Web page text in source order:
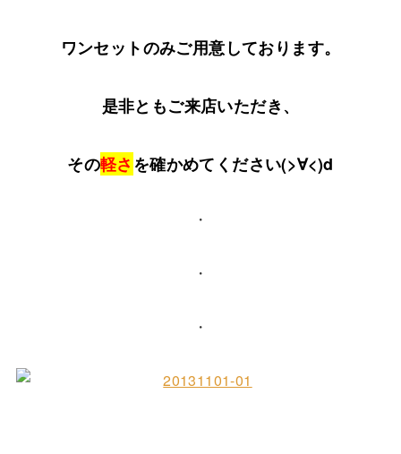
ワンセットのみご用意しております。
是非ともご来店いただき、
その軽さを確かめてください(>∀<)d
・
・
・